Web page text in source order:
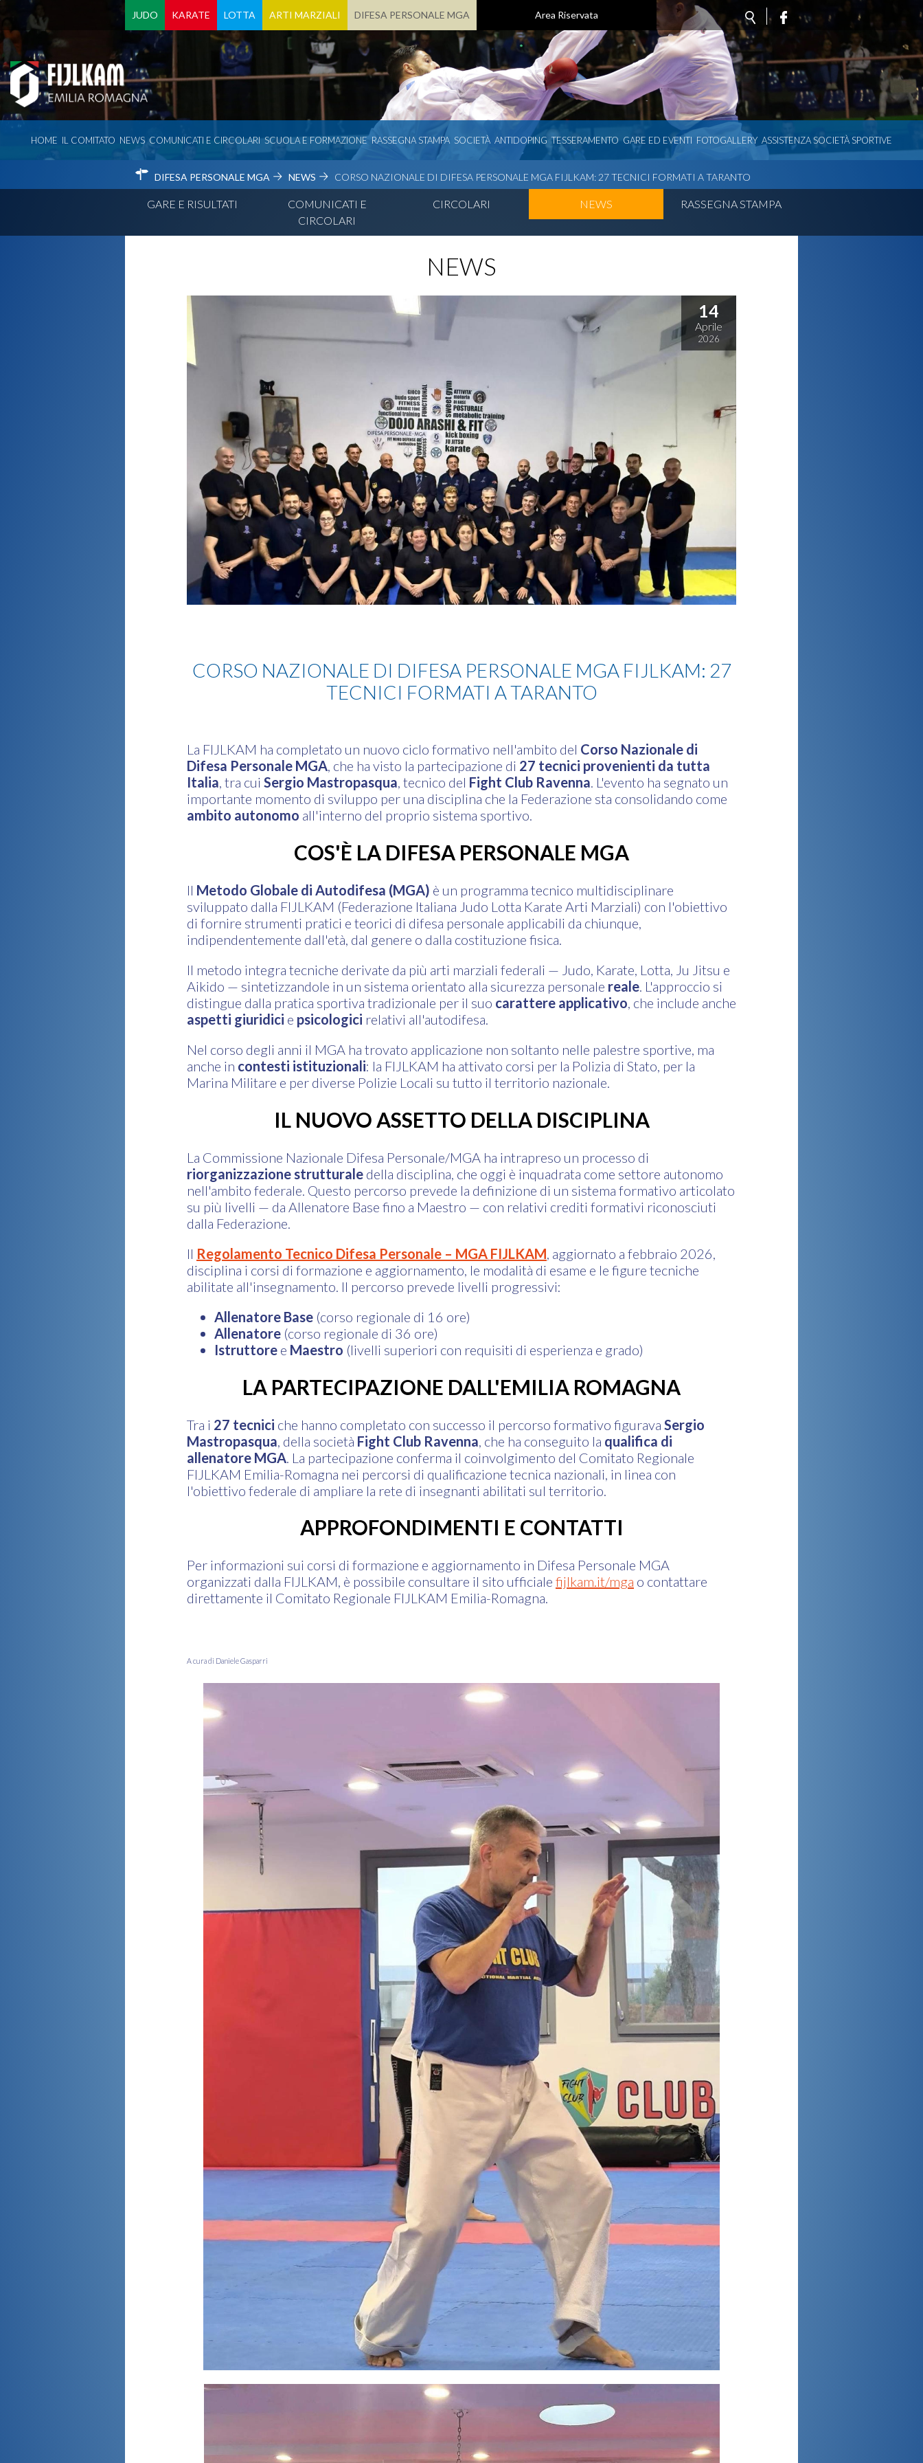
JUDO KARATE LOTTA ARTI MARZIALI DIFESA PERSONALE MGA Area Riservata
HOME IL COMITATO NEWS COMUNICATI E CIRCOLARI SCUOLA E FORMAZIONE RASSEGNA STAMPA SOCIETÀ ANTIDOPING TESSERAMENTO GARE ED EVENTI FOTOGALLERY ASSISTENZA SOCIETÀ SPORTIVE
DIFESA PERSONALE MGA NEWS CORSO NAZIONALE DI DIFESA PERSONALE MGA FIJLKAM: 27 TECNICI FORMATI A TARANTO
GARE E RISULTATI
COMUNICATI E
CIRCOLARI
CIRCOLARI NEWS RASSEGNA STAMPA
NEWS
14
Aprile
2026
CORSO NAZIONALE DI DIFESA PERSONALE MGA FIJLKAM: 27
TECNICI FORMATI A TARANTO
La FIJLKAM ha completato un nuovo ciclo formativo nell'ambito del Corso Nazionale di
Difesa Personale MGA, che ha visto la partecipazione di 27 tecnici provenienti da tutta
Italia, tra cui Sergio Mastropasqua, tecnico del Fight Club Ravenna. L'evento ha segnato un
importante momento di sviluppo per una disciplina che la Federazione sta consolidando come
ambito autonomo all'interno del proprio sistema sportivo.
COS'È LA DIFESA PERSONALE MGA
Il Metodo Globale di Autodifesa (MGA) è un programma tecnico multidisciplinare
sviluppato dalla FIJLKAM (Federazione Italiana Judo Lotta Karate Arti Marziali) con l'obiettivo
di fornire strumenti pratici e teorici di difesa personale applicabili da chiunque,
indipendentemente dall'età, dal genere o dalla costituzione fisica.
Il metodo integra tecniche derivate da più arti marziali federali — Judo, Karate, Lotta, Ju Jitsu e
Aikido — sintetizzandole in un sistema orientato alla sicurezza personale reale. L'approccio si
distingue dalla pratica sportiva tradizionale per il suo carattere applicativo, che include anche
aspetti giuridici e psicologici relativi all'autodifesa.
Nel corso degli anni il MGA ha trovato applicazione non soltanto nelle palestre sportive, ma
anche in contesti istituzionali: la FIJLKAM ha attivato corsi per la Polizia di Stato, per la
Marina Militare e per diverse Polizie Locali su tutto il territorio nazionale.
IL NUOVO ASSETTO DELLA DISCIPLINA
La Commissione Nazionale Difesa Personale/MGA ha intrapreso un processo di
riorganizzazione strutturale della disciplina, che oggi è inquadrata come settore autonomo
nell'ambito federale. Questo percorso prevede la definizione di un sistema formativo articolato
su più livelli — da Allenatore Base fino a Maestro — con relativi crediti formativi riconosciuti
dalla Federazione.
Il Regolamento Tecnico Difesa Personale – MGA FIJLKAM , aggiornato a febbraio 2026,
disciplina i corsi di formazione e aggiornamento, le modalità di esame e le figure tecniche
abilitate all'insegnamento. Il percorso prevede livelli progressivi:
Allenatore Base (corso regionale di 16 ore)
Allenatore (corso regionale di 36 ore)
Istruttore e Maestro (livelli superiori con requisiti di esperienza e grado)
LA PARTECIPAZIONE DALL'EMILIA ROMAGNA
Tra i 27 tecnici che hanno completato con successo il percorso formativo figurava Sergio
Mastropasqua , della società Fight Club Ravenna , che ha conseguito la qualifica di
allenatore MGA . La partecipazione conferma il coinvolgimento del Comitato Regionale
FIJLKAM Emilia-Romagna nei percorsi di qualificazione tecnica nazionali, in linea con
l'obiettivo federale di ampliare la rete di insegnanti abilitati sul territorio.
APPROFONDIMENTI E CONTATTI
Per informazioni sui corsi di formazione e aggiornamento in Difesa Personale MGA
organizzati dalla FIJLKAM, è possibile consultare il sito ufficiale fijlkam.it/mga o contattare
direttamente il Comitato Regionale FIJLKAM Emilia-Romagna.
A cura di Daniele Gasparri